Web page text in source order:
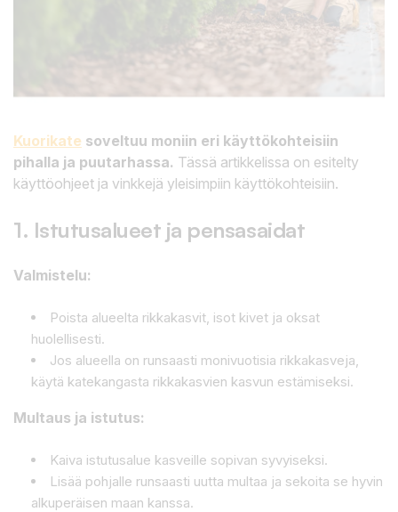
Kuorikate soveltuu moniin eri käyttökohteisiin
pihalla ja puutarhassa. Tässä artikkelissa on esitelty
käyttöohjeet ja vinkkejä yleisimpiin käyttökohteisiin.
1. Istutusalueet ja pensasaidat
Valmistelu:
Poista alueelta rikkakasvit, isot kivet ja oksat
huolellisesti.
Jos alueella on runsaasti monivuotisia rikkakasveja,
käytä katekangasta rikkakasvien kasvun estämiseksi.
Multaus ja istutus:
Kaiva istutusalue kasveille sopivan syvyiseksi.
Lisää pohjalle runsaasti uutta multaa ja sekoita se hyvin
alkuperäisen maan kanssa.